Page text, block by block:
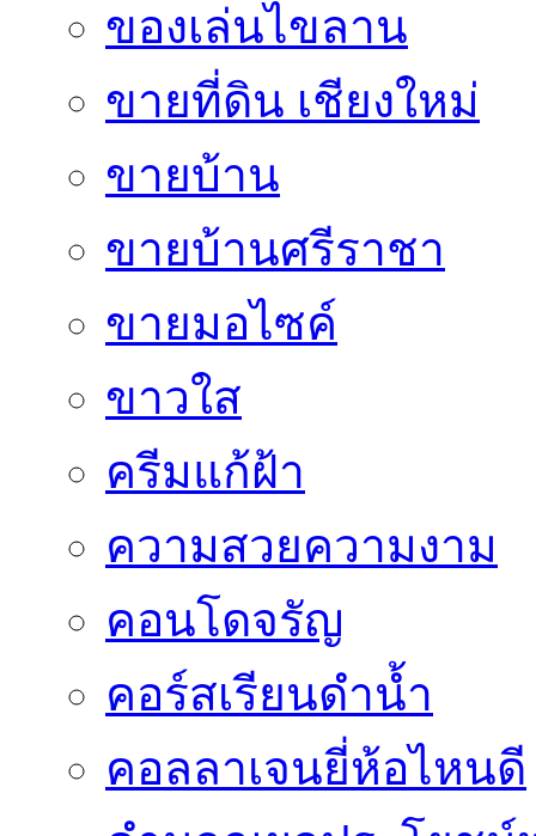
ของเล่นไขลาน
ขายที่ดิน เชียงใหม่
ขายบ้าน
ขายบ้านศรีราชา
ขายมอไซค์
ขาวใส
ครีมแก้ฝ้า
ความสวยความงาม
คอนโดจรัญ
คอร์สเรียนดำน้ำ
คอลลาเจนยี่ห้อไหนดี